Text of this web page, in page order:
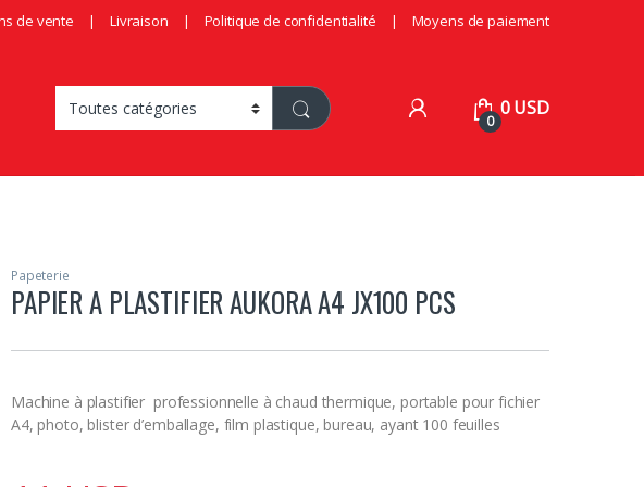
de vente Livraison Politique de confidentialité Moyens de paiement
0
0USD
Papeterie
PAPIER A PLASTIFIER AUKORA A4 JX100 PCS
Machine à plastifier professionnelle à chaud thermique, portable pour fichier
A4, photo, blister d’emballage, film plastique, bureau, ayant 100 feuilles